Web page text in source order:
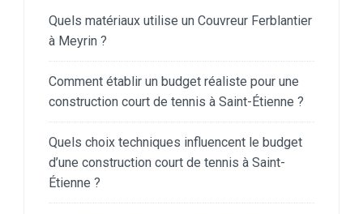
Quels matériaux utilise un Couvreur Ferblantier
à Meyrin ?
Comment établir un budget réaliste pour une
construction court de tennis à Saint-Étienne ?
Quels choix techniques influencent le budget
d’une construction court de tennis à Saint-
Étienne ?